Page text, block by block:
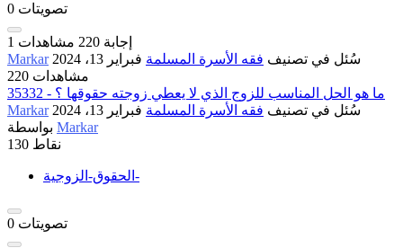
0 تصويتات
1 إجابة 220 مشاهدات
Markar
سُئل في تصنيف فقه الأسرة المسلمة فبراير 13، 2024
220 مشاهدات
35332 - ما هو الحل المناسب للزوج الذي لا يعطي زوجته حقوقها ؟
Markar
سُئل في تصنيف فقه الأسرة المسلمة فبراير 13، 2024
Markar
130 نقاط
الحقوق-الزوجية-
0 تصويتات